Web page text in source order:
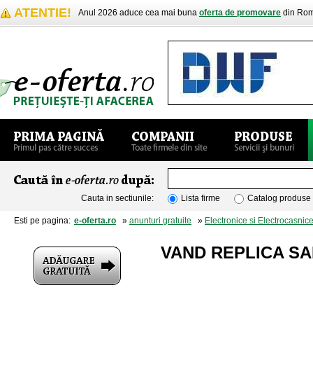
ATENTIE! Anul 2026 aduce cea mai buna oferta de promovare din
Cauta in sectiunile: Lista firme Catalog produse
Esti pe pagina: e-oferta.ro » anunturi gratuite » Electronice si Electrocasnice
VAND REPLICA